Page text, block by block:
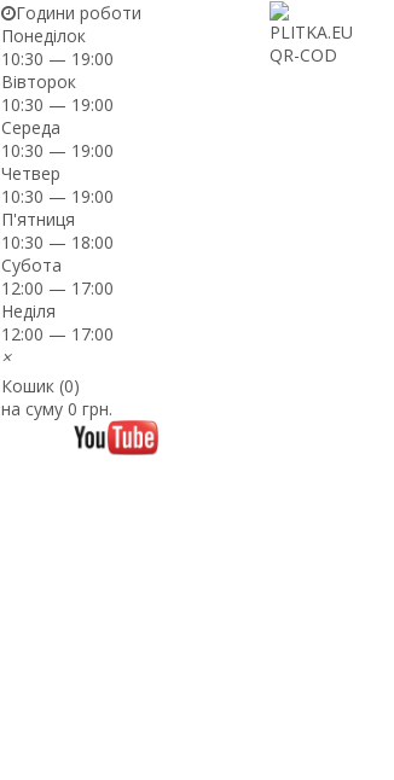
Години роботи
Понеділок
10:30 — 19:00
Вівторок
10:30 — 19:00
Середа
10:30 — 19:00
Четвер
10:30 — 19:00
П'ятниця
10:30 — 18:00
Субота
12:00 — 17:00
Неділя
12:00 — 17:00
×
Кошик (0)
на суму0 грн.